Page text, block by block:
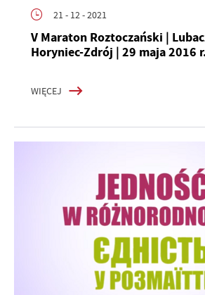
21 - 12 - 2021
V Maraton Roztoczański |
Horyniec-Zdrój | 29 maja 2016
WIĘCEJ